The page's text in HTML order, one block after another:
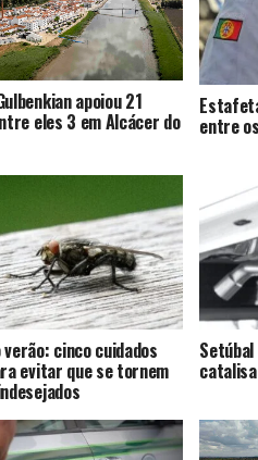
apoiou 21
eles 3 em Alcácer do entre
verão: cinco cuidados
evitar que se tornem